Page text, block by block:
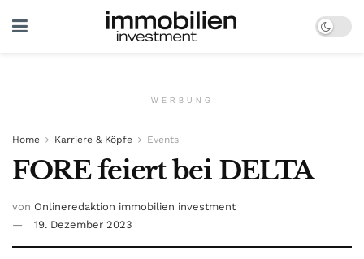
WERBUNG
Home Karriere & Köpfe Events
FORE feiert bei DELTA
von Onlineredaktion immobilien investment
19. Dezember 2023